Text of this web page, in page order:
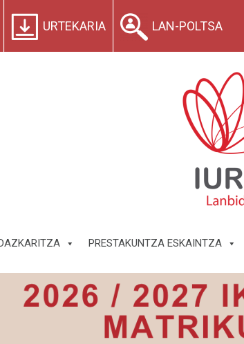
URTEKARIA LAN-POLTSA
PRESTAKUNTZA ESKAINTZA
/ 2027 ikasturtearean